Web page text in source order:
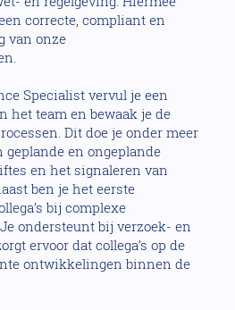
correcte, compliant en
van onze
Specialist vervul je een
het team en bewaak je de
Dit doe je onder meer
en ongeplande
en het signaleren van
ben je het eerste
bij complexe
ondersteunt bij verzoek- en
ervoor dat collega’s op de
ontwikkelingen binnen de